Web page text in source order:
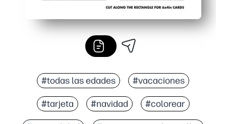
#todas las edades #vacaciones
#tarjeta #navidad #colorear